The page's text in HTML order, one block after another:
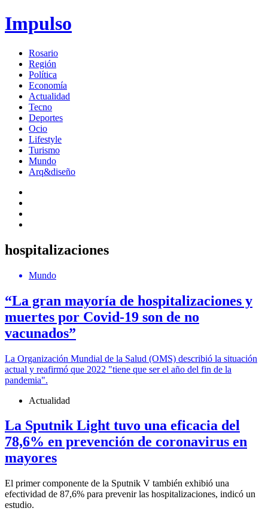
Impulso
Rosario
Región
Política
Economía
Actualidad
Tecno
Deportes
Ocio
Lifestyle
Turismo
Mundo
Arq&diseño
hospitalizaciones
Mundo
“La gran mayoría de hospitalizaciones y
muertes por Covid-19 son de no
vacunados”
La Organización Mundial de la Salud (OMS) describió la situación
actual y reafirmó que 2022 "tiene que ser el año del fin de la
pandemia".
Actualidad
La Sputnik Light tuvo una eficacia del
78,6% en prevención de coronavirus en
mayores
El primer componente de la Sputnik V también exhibió una
efectividad de 87,6% para prevenir las hospitalizaciones, indicó un
estudio.